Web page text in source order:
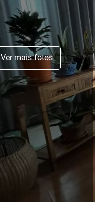
Ver mais fotos